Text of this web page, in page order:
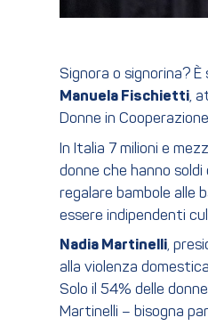
Signora o signorina?
Manuela Fischietti,
Donne in
In Italia 7 milioni e
donne che hanno
regalare bambole alle
essere indipendenti
Nadia Martinelli,
alla violenza
Solo il 54% delle
Martinelli – bisogna